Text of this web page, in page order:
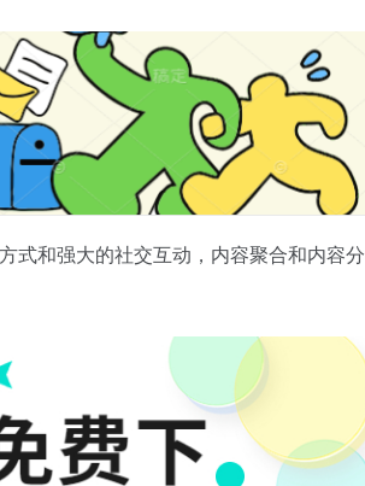
式和强大的社交互动，内容聚合和内容分